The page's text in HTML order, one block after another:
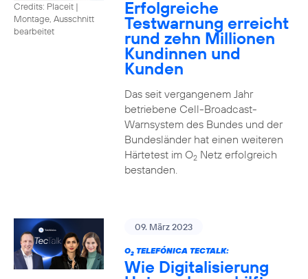
Credits: Placeit |
Montage, Ausschnitt
bearbeitet
Erfolgreiche
Testwarnung erreicht
rund zehn Millionen
Kundinnen und
Kunden
Das seit vergangenem Jahr
betriebene Cell-Broadcast-
Warnsystem des Bundes und der
Bundesländer hat einen weiteren
Härtetest im O2Netz erfolgreich
bestanden.
09. März 2023
O2TELEFÓNICA TECTALK:
Wie Digitalisierung